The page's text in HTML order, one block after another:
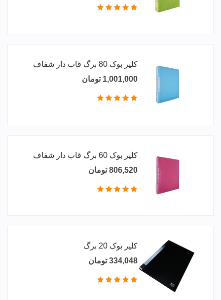
کلیر بوک 80 برگ قاب دار شفاف
1,001,000 تومان
کلیر بوک 60 برگ قاب دار شفاف
806,520 تومان
کلیر بوک 20 برگ
334,048 تومان